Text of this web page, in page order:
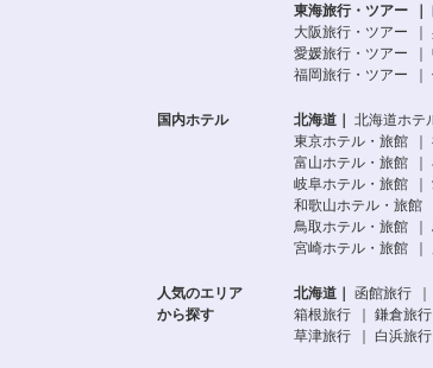
東海旅行・ツアー
大阪旅行・ツアー
愛媛旅行・ツアー
福岡旅行・ツアー
国内ホテル 北海道 北海道ホテ
東京ホテル・旅館
富山ホテル・旅館
岐阜ホテル・旅館
和歌山ホテル・旅館
鳥取ホテル・旅館
宮崎ホテル・旅館
人気のエリア
から探す
北海道 函館旅行
箱根旅行
鎌倉旅行
草津旅行
白浜旅行